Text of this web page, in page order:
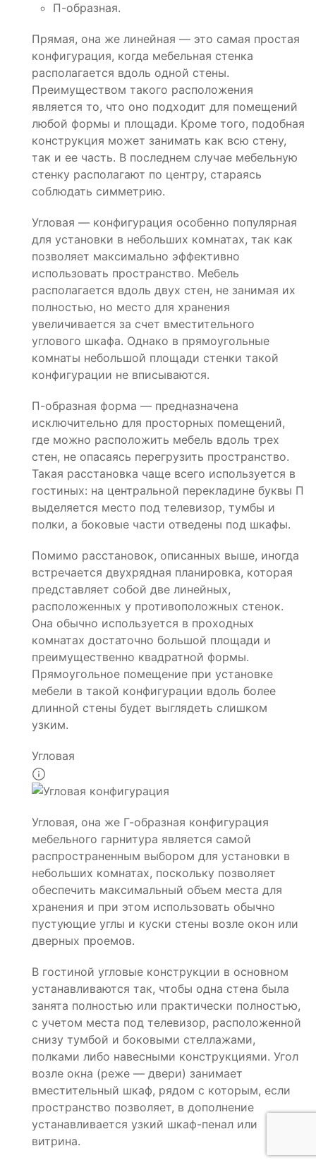
П-образная.
Прямая, она же линейная — это самая простая
конфигурация, когда мебельная стенка
располагается вдоль одной стены.
Преимуществом такого расположения
является то, что оно подходит для помещений
любой формы и площади. Кроме того, подобная
конструкция может занимать как всю стену,
так и ее часть. В последнем случае мебельную
стенку располагают по центру, стараясь
соблюдать симметрию.
Угловая — конфигурация особенно популярная
для установки в небольших комнатах, так как
позволяет максимально эффективно
использовать пространство. Мебель
располагается вдоль двух стен, не занимая их
полностью, но место для хранения
увеличивается за счет вместительного
углового шкафа. Однако в прямоугольные
комнаты небольшой площади стенки такой
конфигурации не вписываются.
П-образная форма — предназначена
исключительно для просторных помещений,
где можно расположить мебель вдоль трех
стен, не опасаясь перегрузить пространство.
Такая расстановка чаще всего используется в
гостиных: на центральной перекладине буквы П
выделяется место под телевизор, тумбы и
полки, а боковые части отведены под шкафы.
Помимо расстановок, описанных выше, иногда
встречается двухрядная планировка, которая
представляет собой две линейных,
расположенных у противоположных стенок.
Она обычно используется в проходных
комнатах достаточно большой площади и
преимущественно квадратной формы.
Прямоугольное помещение при установке
мебели в такой конфигурации вдоль более
длинной стены будет выглядеть слишком
узким.
Угловая
Угловая, она же Г-образная конфигурация
мебельного гарнитура является самой
распространенным выбором для установки в
небольших комнатах, поскольку позволяет
обеспечить максимальный объем места для
хранения и при этом использовать обычно
пустующие углы и куски стены возле окон или
дверных проемов.
В гостиной угловые конструкции в основном
устанавливаются так, чтобы одна стена была
занята полностью или практически полностью,
с учетом места под телевизор, расположенной
снизу тумбой и боковыми стеллажами,
полками либо навесными конструкциями. Угол
возле окна (реже — двери) занимает
вместительный шкаф, рядом с которым, если
пространство позволяет, в дополнение
устанавливается узкий шкаф-пенал или
витрина.